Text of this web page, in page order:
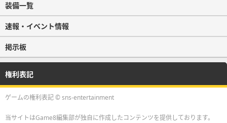
装備一覧
速報・イベント情報
掲示板
権利表記
ゲームの権利表記 © sns-entertainment
当サイトはGame8編集部が独自に作成したコンテンツを提供しております。